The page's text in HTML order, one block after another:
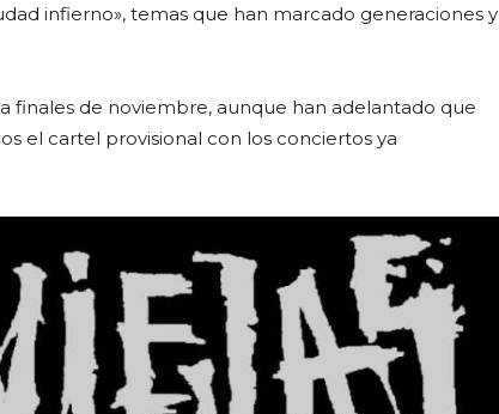
infierno», temas que han marcado generaciones y
finales de noviembre, aunque han adelantado que
el cartel provisional con los conciertos ya